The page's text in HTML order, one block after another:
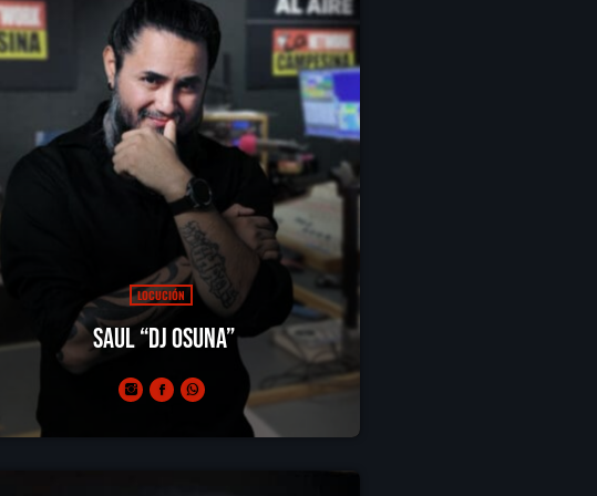
LOCUCIÓN
Saul “DJ Osuna”
Si necesitas unas norteñitas para acompañar la carne